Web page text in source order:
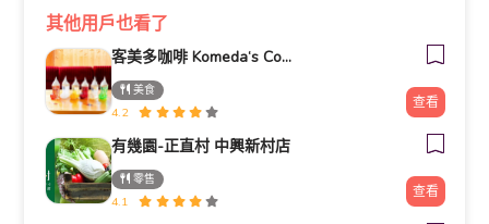
其他用戶也看了
客美多咖啡 Komeda‘s Coffee - 台南小北店
美食
4.2
查看
有幾園-正直村 中興新村店
零售
4.1
查看